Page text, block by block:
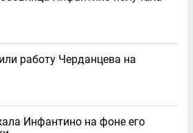
работу Черданцева на
Инфантино на фоне его